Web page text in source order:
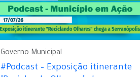
Governo Municipal
#Podcast – Exposição itinerante